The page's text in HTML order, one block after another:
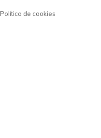
Política de cookies